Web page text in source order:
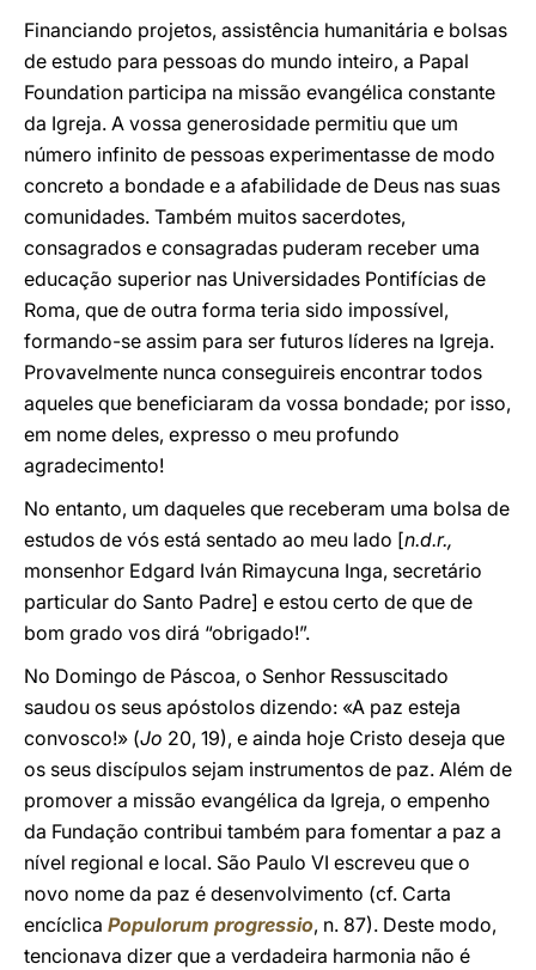
Financiando projetos, assistência humanitária e bolsas
de estudo para pessoas do mundo inteiro, a Papal
Foundation participa na missão evangélica constante
da Igreja. A vossa generosidade permitiu que um
número infinito de pessoas experimentasse de modo
concreto a bondade e a afabilidade de Deus nas suas
comunidades. Também muitos sacerdotes,
consagrados e consagradas puderam receber uma
educação superior nas Universidades Pontifícias de
Roma, que de outra forma teria sido impossível,
formando-se assim para ser futuros líderes na Igreja.
Provavelmente nunca conseguireis encontrar todos
aqueles que beneficiaram da vossa bondade; por isso,
em nome deles, expresso o meu profundo
agradecimento!
No entanto, um daqueles que receberam uma bolsa de
estudos de vós está sentado ao meu lado [n.d.r.,
monsenhor Edgard Iván Rimaycuna Inga, secretário
particular do Santo Padre] e estou certo de que de
bom grado vos dirá “obrigado!”.
No Domingo de Páscoa, o Senhor Ressuscitado
saudou os seus apóstolos dizendo: «A paz esteja
convosco!» (Jo 20, 19), e ainda hoje Cristo deseja que
os seus discípulos sejam instrumentos de paz. Além de
promover a missão evangélica da Igreja, o empenho
da Fundação contribui também para fomentar a paz a
nível regional e local. São Paulo VI escreveu que o
novo nome da paz é desenvolvimento (cf. Carta
encíclica Populorum progressio, n. 87). Deste modo,
tencionava dizer que a verdadeira harmonia não é